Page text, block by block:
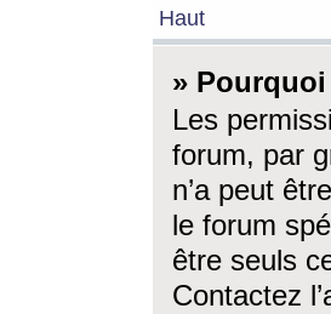
Haut
»
Les
forum, par
n’a peut
le forum
être seuls
Contactez